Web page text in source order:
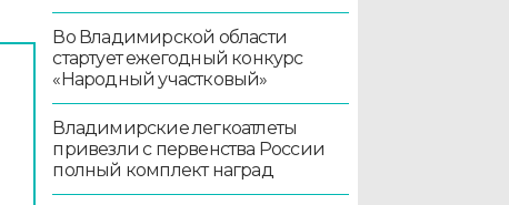
Во Владимирской области
стартует ежегодный конкурс
«Народный участковый»
Владимирские легкоатлеты
привезли с первенства России
полный комплект наград